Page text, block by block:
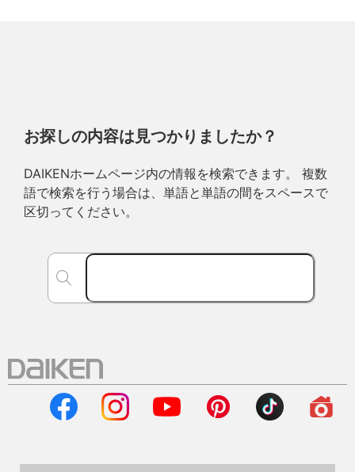
お探しの内容は見つかりましたか？
DAIKENホームページ内の情報を検索できます。 複数
語で検索を行う場合は、単語と単語の間をスペースで
区切ってください。